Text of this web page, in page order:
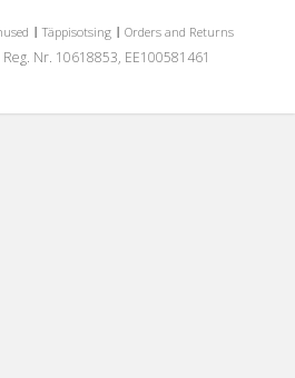
Täppisotsing Orders and Returns
Nr. 10618853, EE100581461